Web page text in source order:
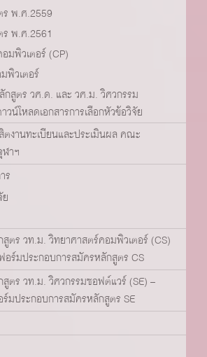
พ.ศ.2559
พ.ศ.2561
มพิวเตอร์ (CP)
พิวเตอร์
สูตร วศ.ด. และ วศ.ม. วิศวกรรม
น์โหลดเอกสารการเลือกหัวข้อวิจัย
ตงานทะเบียนและประเมินผล คณะ
าฯ
ร
ตร วท.ม. วิทยาศาสตร์คอมพิวเตอร์ (CS)
ร์มประกอบการสมัครหลักสูตร CS
ตร วท.ม. วิศวกรรมซอฟต์แวร์ (SE) –
มประกอบการสมัครหลักสูตร SE